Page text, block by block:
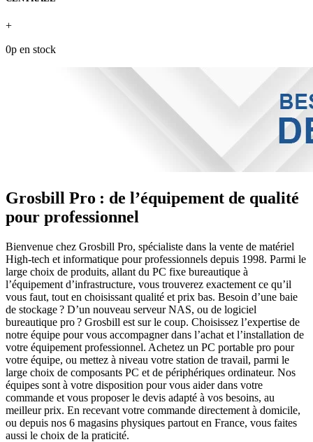
+
0p en stock
Grosbill Pro : de l’équipement de qualité
pour professionnel
Bienvenue chez Grosbill Pro, spécialiste dans la vente de matériel
High-tech et informatique pour professionnels depuis 1998. Parmi le
large choix de produits, allant du PC fixe bureautique à
l’équipement d’infrastructure, vous trouverez exactement ce qu’il
vous faut, tout en choisissant qualité et prix bas. Besoin d’une baie
de stockage ? D’un nouveau serveur NAS, ou de logiciel
bureautique pro ? Grosbill est sur le coup. Choisissez l’expertise de
notre équipe pour vous accompagner dans l’achat et l’installation de
votre équipement professionnel. Achetez un PC portable pro pour
votre équipe, ou mettez à niveau votre station de travail, parmi le
large choix de composants PC et de périphériques ordinateur. Nos
équipes sont à votre disposition pour vous aider dans votre
commande et vous proposer le devis adapté à vos besoins, au
meilleur prix. En recevant votre commande directement à domicile,
ou depuis nos 6 magasins physiques partout en France, vous faites
aussi le choix de la praticité.